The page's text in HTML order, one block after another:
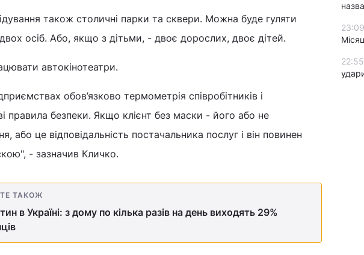
також столичні парки та сквери. Можна буде гуляти
осіб. Або, якщо з дітьми, - двоє дорослих, двоє дітей.
автокінотеатри.
обов’язково термометрія співробітників і
правила безпеки. Якщо клієнт без маски - його або не
або це відповідальність постачальника послуг і він повинен
- зазначив Кличко.
ТАКОЖ
в Україні: з дому по кілька разів на день виходять 29%
23:09
22:55